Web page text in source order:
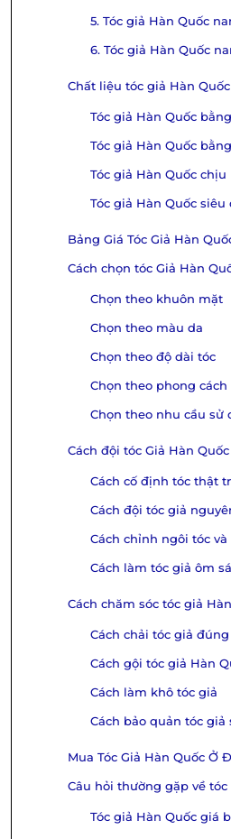
5. Tóc giả Hàn Quốc
6. Tóc giả Hàn Quốc
Chất liệu tóc giả Hàn Quốc
Tóc giả Hàn Quốc
Tóc giả Hàn Quốc
Tóc giả Hàn Quốc
Tóc giả Hàn Quốc siêu
Bảng Giá Tóc Giả Hàn
Cách chọn tóc Giả Hàn
Chọn theo khuôn mặt
Chọn theo màu da
Chọn theo độ dài tóc
Chọn theo phong cách
Chọn theo nhu cầu sử
Cách đội tóc Giả Hàn
Cách cố định tóc thật
Cách đội tóc giả
Cách chỉnh ngôi tóc
Cách làm tóc giả ôm
Cách chăm sóc tóc giả
Cách chải tóc giả đúng
Cách gội tóc giả Hàn
Cách làm khô tóc giả
Cách bảo quản tóc
Mua Tóc Giả Hàn Quốc Ở
Câu hỏi thường gặp về tóc
Tóc giả Hàn Quốc giá